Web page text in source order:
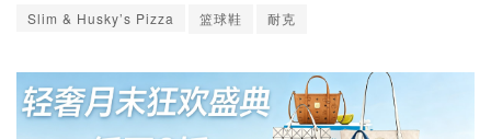
Slim & Husky’s Pizza
篮球鞋 耐克